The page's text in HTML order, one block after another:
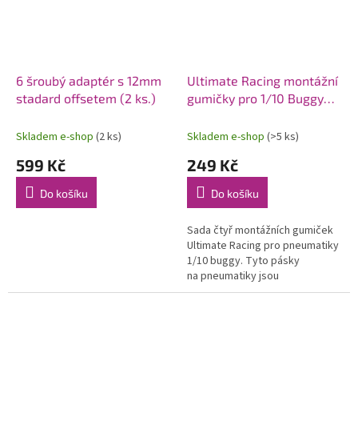
6 šroubý adaptér s 12mm
stadard offsetem (2 ks.)
Skladem e-shop (2 ks)
599 Kč
Do košíku
Ultimate Racing montážní
gumičky pro 1/10 Buggy
Skladem e-shop (>5 ks)
249 Kč
Do košíku
Sada čtyř montážních gumiček
Ultimate Racing pro pneumatiky
1/10 buggy. Tyto pásky
na pneumatiky jsou
neocenitelné, protože pomáhají